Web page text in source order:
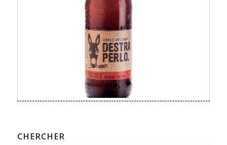
CHERCHER